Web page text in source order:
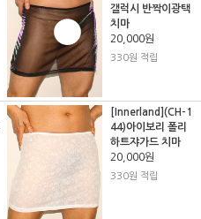
갤럭시 반짝이광택
치마
20,000원
330원 적립
[Innerland](CH-1
44)아이보리 폴리
하트쟈가드 치마
20,000원
330원 적립